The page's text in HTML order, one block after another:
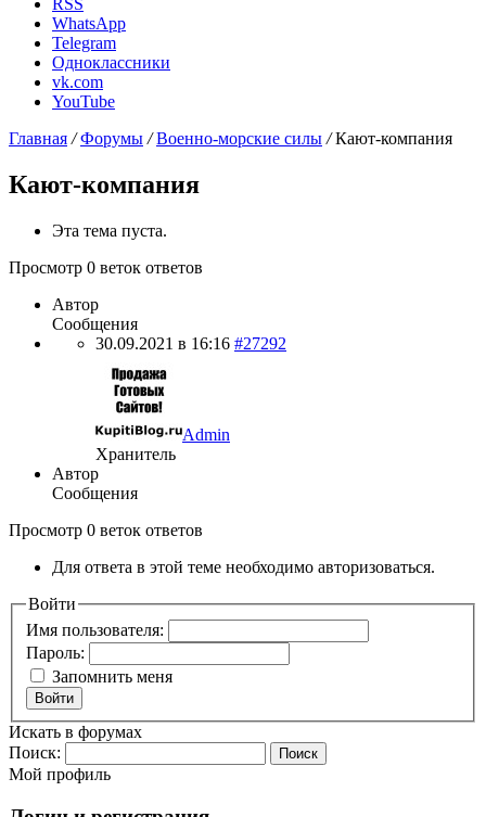
RSS
WhatsApp
Telegram
Одноклассники
vk.com
YouTube
Главная / Форумы / Военно-морские силы / Кают-компания
Кают-компания
Эта тема пуста.
Просмотр 0 веток ответов
Автор
Сообщения
30.09.2021 в 16:16 #27292
Admin
Хранитель
Автор
Сообщения
Просмотр 0 веток ответов
Для ответа в этой теме необходимо авторизоваться.
Войти
Имя пользователя:
Пароль:
Запомнить меня
Войти
Искать в форумах
Поиск:
Мой профиль